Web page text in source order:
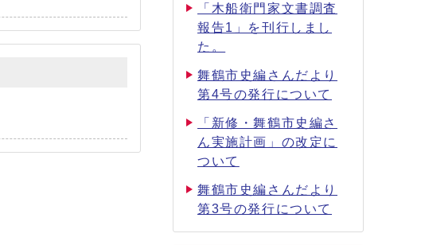
「木船衛門家文書調査
報告1」を刊行しまし
た。
舞鶴市史編さんだより
第4号の発行について
「新修・舞鶴市史編さ
ん実施計画」の改定に
ついて
舞鶴市史編さんだより
第3号の発行について